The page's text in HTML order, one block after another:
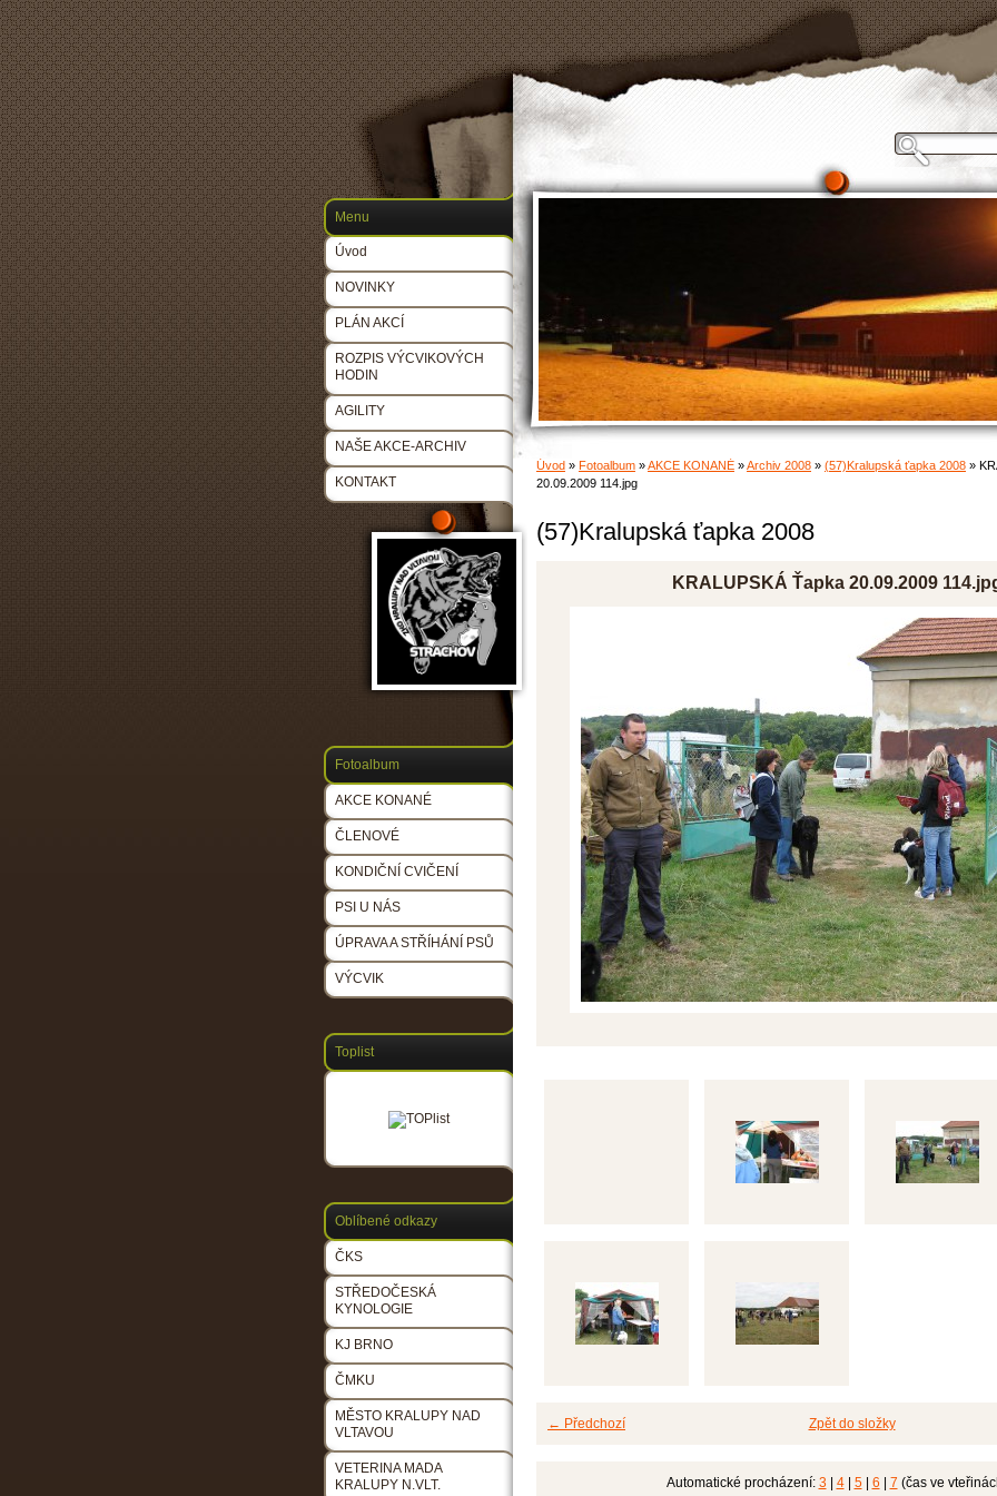
Úvod » Fotoalbum »AKCE KONANÉ »Archiv 2008 » (57)Kralupská ťapka 2008 »
20.09.2009 114.jpg
(57)Kralupská ťapka 2008
KRALUPSKÁ Ťapka 20.09.2009
← Předchozí Zpět do složky
Automatické procházení: 3 4| 5| 6 7 (čas ve
Menu
Úvod
NOVINKY
PLÁN AKCÍ
ROZPIS VÝCVIKOVÝCH
HODIN
AGILITY
NAŠE AKCE-ARCHIV
KONTAKT
Fotoalbum
AKCE KONANÉ
ČLENOVÉ
KONDIČNÍ CVIČENÍ
PSI U NÁS
ÚPRAVA A STŘÍHÁNÍ PSŮ
VÝCVIK
Toplist
Oblíbené odkazy
ČKS
STŘEDOČESKÁ
KYNOLOGIE
KJ BRNO
ČMKU
MĚSTO KRALUPY NAD
VLTAVOU
VETERINA MADA
KRALUPY N.VLT.